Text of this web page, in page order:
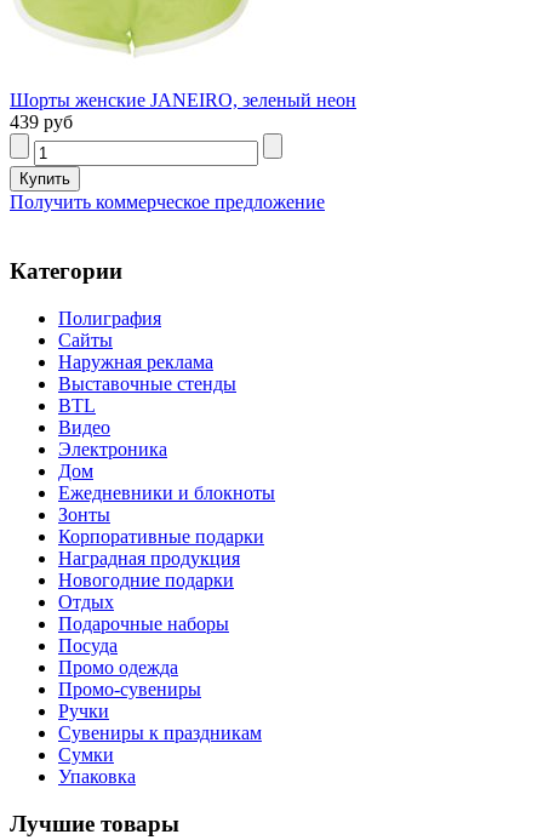
Шорты женские JANEIRO, зеленый неон
439 руб
Получить коммерческое предложение
Категории
Полиграфия
Сайты
Наружная реклама
Выставочные стенды
BTL
Видео
Электроника
Дом
Ежедневники и блокноты
Зонты
Корпоративные подарки
Наградная продукция
Новогодние подарки
Отдых
Подарочные наборы
Посуда
Промо одежда
Промо-сувениры
Ручки
Сувениры к праздникам
Сумки
Упаковка
Лучшие товары